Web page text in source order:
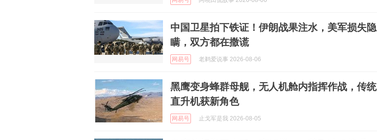
中国卫星拍下铁证！伊朗战果注水，美军损失隐
瞒，双方都在撒谎
网易号 老鹈爱说事 2026-08-06
黑鹰变身蜂群母舰，无人机舱内指挥作战，传统
直升机获新角色
网易号 止戈军是我 2026-08-05